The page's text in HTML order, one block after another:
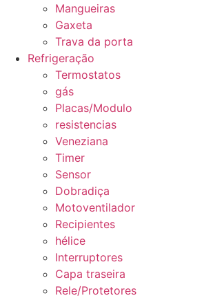
Mangueiras
Gaxeta
Trava da porta
Refrigeração
Termostatos
gás
Placas/Modulo
resistencias
Veneziana
Timer
Sensor
Dobradiça
Motoventilador
Recipientes
hélice
Interruptores
Capa traseira
Rele/Protetores